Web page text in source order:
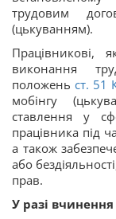
трудовим
(цькуванням).
Працівникові,
виконання
положень ст. 51
мобінгу
ставлення у
працівника під
а також
або
прав.
У разі